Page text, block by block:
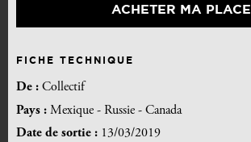
ACHETER MA PLACE
FICHE TECHNIQUE
De : Collectif
Pays : Mexique - Russie - Canada
Date de sortie : 13/03/2019